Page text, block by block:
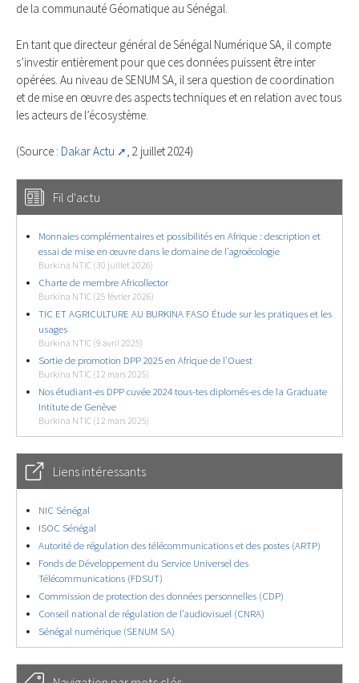
de la communauté Géomatique au Sénégal.
En tant que directeur général de Sénégal Numérique SA, il compte
s’investir entièrement pour que ces données puissent être inter
opérées. Au niveau de SENUM SA, il sera question de coordination
et de mise en œuvre des aspects techniques et en relation avec tous
les acteurs de l’écosystème.
(Source : Dakar Actu , 2 juillet 2024)
Fil d'actu
Monnaies complémentaires et possibilités en Afrique : description et
essai de mise en œuvre dans le domaine de l’agroécologie
Burkina NTIC (30 juillet 2026)
Charte de membre Africollector
Burkina NTIC (25 février 2026)
TIC ET AGRICULTURE AU BURKINA FASO Étude sur les pratiques et les
usages
Burkina NTIC (9 avril 2025)
Sortie de promotion DPP 2025 en Afrique de l’Ouest
Burkina NTIC (12 mars 2025)
Nos étudiant-es DPP cuvée 2024 tous-tes diplomés-es de la Graduate
Intitute de Genève
Burkina NTIC (12 mars 2025)
Liens intéressants
NIC Sénégal
ISOC Sénégal
Autorité de régulation des télécommunications et des postes (ARTP)
Fonds de Développement du Service Universel des
Télécommunications (FDSUT)
Commission de protection des données personnelles (CDP)
Conseil national de régulation de l’audiovisuel (CNRA)
Sénégal numérique (SENUM SA)